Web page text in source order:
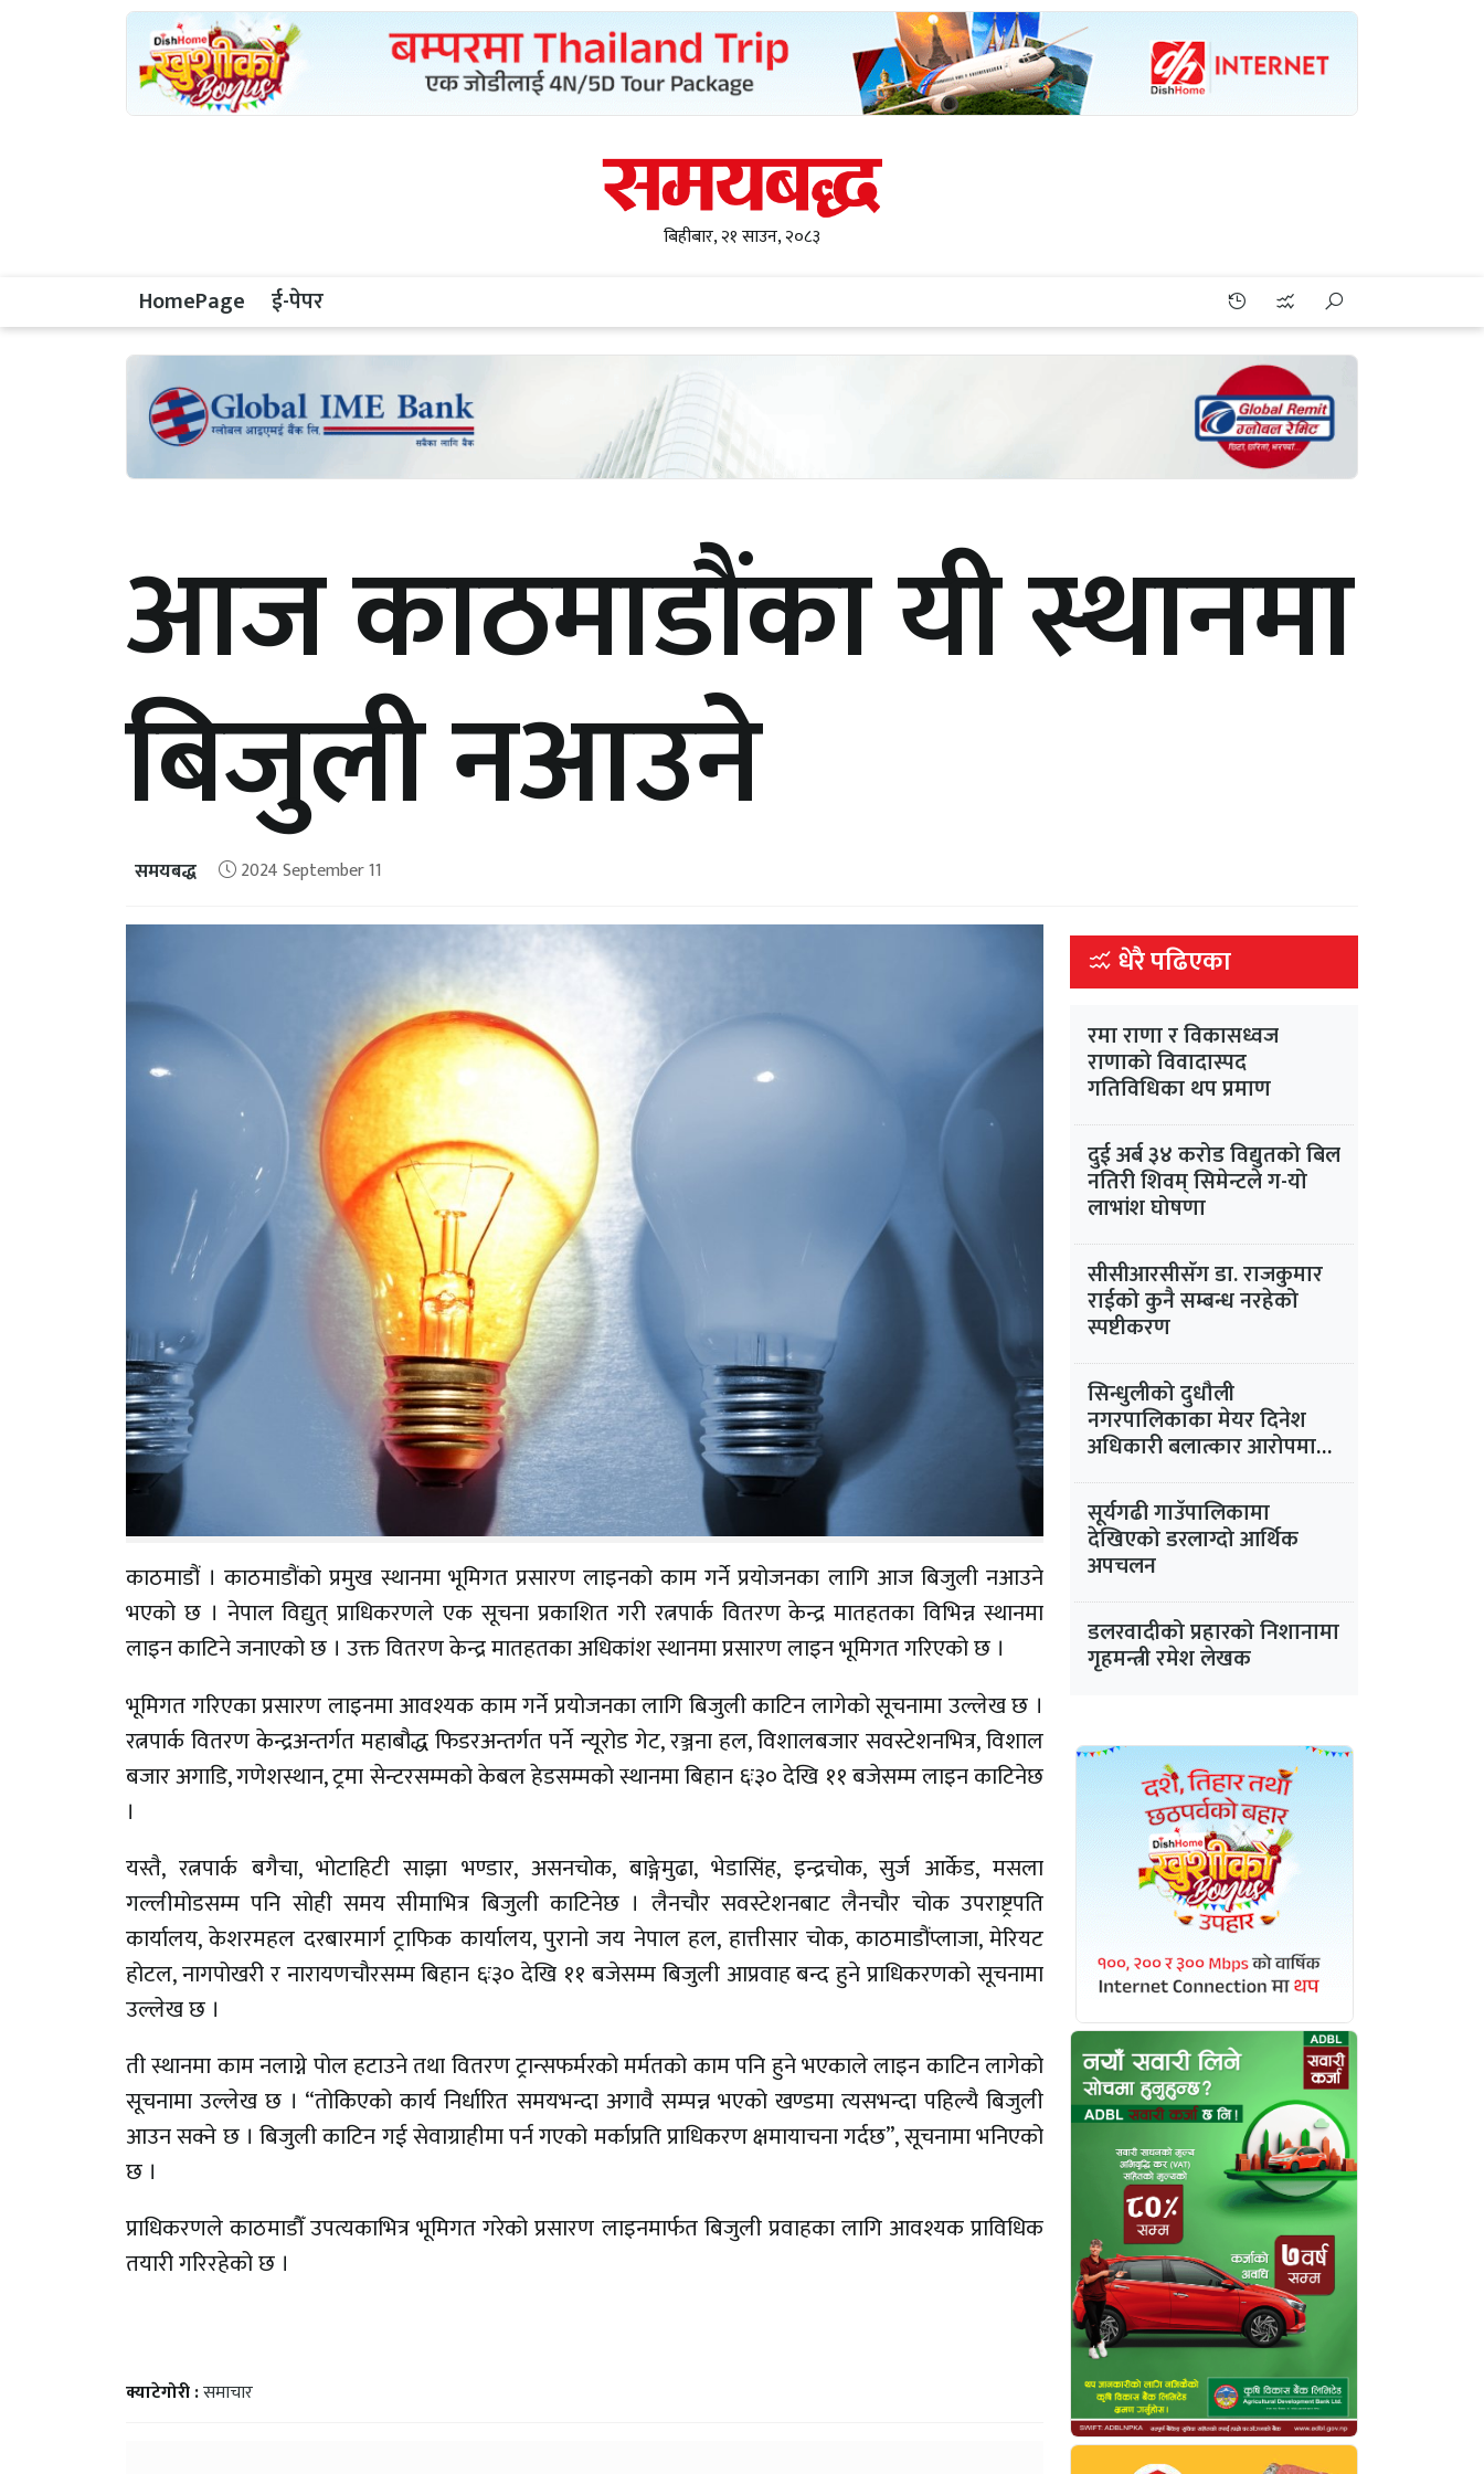
बिहीबार, २१ साउन, २०८३
HomePage ई-पेपर
आज काठमाडौंका यी स्थानमा
बिजुली नआउने
समयबद्ध 2024 September 11
काठमाडौं । काठमाडौंको प्रमुख स्थानमा भूमिगत प्रसारण लाइनको काम गर्ने प्रयोजनका लागि आज बिजुली नआउने
भएको छ । नेपाल विद्युत् प्राधिकरणले एक सूचना प्रकाशित गरी रत्नपार्क वितरण केन्द्र मातहतका विभिन्न स्थानमा
लाइन काटिने जनाएको छ । उक्त वितरण केन्द्र मातहतका अधिकांश स्थानमा प्रसारण लाइन भूमिगत गरिएको छ ।
भूमिगत गरिएका प्रसारण लाइनमा आवश्यक काम गर्ने प्रयोजनका लागि बिजुली काटिन लागेको सूचनामा उल्लेख छ ।
रत्नपार्क वितरण केन्द्रअन्तर्गत महाबौद्ध फिडरअन्तर्गत पर्ने न्यूरोड गेट, रञ्जना हल, विशालबजार सवस्टेशनभित्र, विशाल
बजार अगाडि, गणेशस्थान, ट्रमा सेन्टरसम्मको केबल हेडसम्मको स्थानमा बिहान ६ः३० देखि ११ बजेसम्म लाइन काटिनेछ
।
यस्तै, रत्नपार्क बगैचा, भोटाहिटी साझा भण्डार, असनचोक, बाङ्गेमुढा, भेडासिंह, इन्द्रचोक, सुर्ज आर्केड, मसला
गल्लीमोडसम्म पनि सोही समय सीमाभित्र बिजुली काटिनेछ । लैनचौर सवस्टेशनबाट लैनचौर चोक उपराष्ट्रपति
कार्यालय, केशरमहल दरबारमार्ग ट्राफिक कार्यालय, पुरानो जय नेपाल हल, हात्तीसार चोक, काठमाडौंप्लाजा, मेरियट
होटल, नागपोखरी र नारायणचौरसम्म बिहान ६ः३० देखि ११ बजेसम्म बिजुली आप्रवाह बन्द हुने प्राधिकरणको सूचनामा
उल्लेख छ ।
ती स्थानमा काम नलाग्ने पोल हटाउने तथा वितरण ट्रान्सफर्मरको मर्मतको काम पनि हुने भएकाले लाइन काटिन लागेको
सूचनामा उल्लेख छ । “तोकिएको कार्य निर्धारित समयभन्दा अगावै सम्पन्न भएको खण्डमा त्यसभन्दा पहिल्यै बिजुली
आउन सक्ने छ । बिजुली काटिन गई सेवाग्राहीमा पर्न गएको मर्काप्रति प्राधिकरण क्षमायाचना गर्दछ”, सूचनामा भनिएको
छ ।
प्राधिकरणले काठमाडौँ उपत्यकाभित्र भूमिगत गरेको प्रसारण लाइनमार्फत बिजुली प्रवाहका लागि आवश्यक प्राविधिक
तयारी गरिरहेको छ ।
क्याटेगोरी :समाचार
धेरै पढिएका
रमा राणा र विकासध्वज
राणाको विवादास्पद
गतिविधिका थप प्रमाण
दुई अर्ब ३४ करोड विद्युतको बिल
नतिरी शिवम् सिमेन्टले ग-यो
लाभांश घोषणा
सीसीआरसीसँग डा. राजकुमार
राईको कुनै सम्बन्ध नरहेको
स्पष्टीकरण
सिन्धुलीको दुधौली
नगरपालिकाका मेयर दिनेश
अधिकारी बलात्कार आरोपमा
फरार
सूर्यगढी गाउँपालिकामा
देखिएको डरलाग्दो आर्थिक
अपचलन
डलरवादीको प्रहारको निशानामा
गृहमन्त्री रमेश लेखक